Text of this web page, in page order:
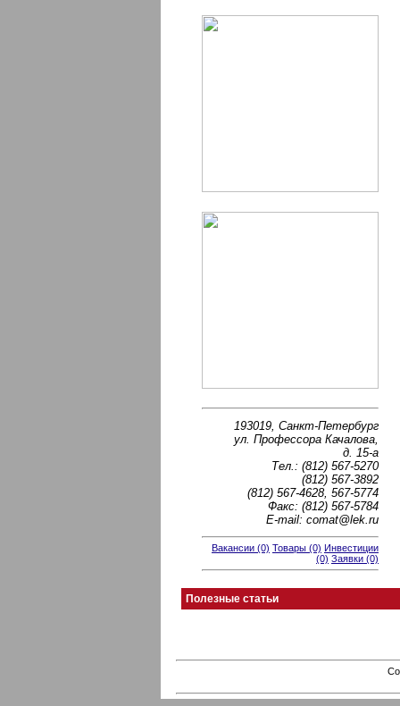
193019, Санкт-Петербург
ул. Профессора Качалова,
д. 15-а
Тел.: (812) 567-5270
(812) 567-3892
(812) 567-4628, 567-5774
Факс: (812) 567-5784
E-mail: comat@lek.ru
Вакансии (0) Товары (0) Инвестиции
(0) Заявки (0)
Полезные статьи